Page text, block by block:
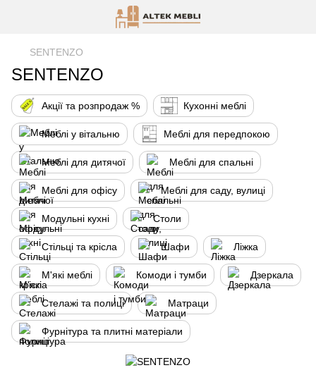
SENTENZO
SENTENZO
Акції та розпродаж % Кухонні меблі
Меблі у вітальню Меблі для передпокою
Меблі для дитячої Меблі для спальні
Меблі для офісу Меблі для саду, вулиці
Модульні кухні Столи
Стільці та крісла Шафи Ліжка
М'які меблі Комоди і тумби Дзеркала
Стелажі та полиці Матраци
Фурнітура та плитні матеріали